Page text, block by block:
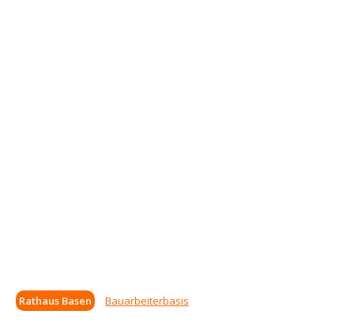
Rathaus Basen Bauarbeiterbasis